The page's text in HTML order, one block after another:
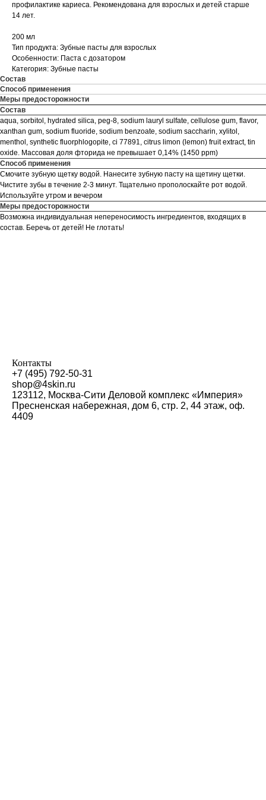
профилактике кариеса. Рекомендована для взрослых и детей старше
14 лет.
200 мл
Тип продукта: Зубные пасты для взрослых
Особенности: Паста с дозатором
Категория: Зубные пасты
Состав
Способ применения
Меры предосторожности
Состав
aqua, sorbitol, hydrated silica, peg-8, sodium lauryl sulfate, cellulose gum, flavor,
xanthan gum, sodium fluoride, sodium benzoate, sodium saccharin, xylitol,
menthol, synthetic fluorphlogopite, ci 77891, citrus limon (lemon) fruit extract, tin
oxide. Массовая доля фторида не превышает 0,14% (1450 ррm)
Способ применения
Смочите зубную щетку водой. Нанесите зубную пасту на щетину щетки.
Чистите зубы в течение 2-3 минут. Тщательно прополоскайте рот водой.
Используйте утром и вечером
Меры предосторожности
Возможна индивидуальная непереносимость ингредиентов, входящих в
состав. Беречь от детей! Не глотать!
Контакты
+7 (495) 792-50-31
shop@4skin.ru
123112, Москва-Сити Деловой комплекс «Империя»
Пресненская набережная, дом 6, стр. 2, 44 этаж, оф.
4409